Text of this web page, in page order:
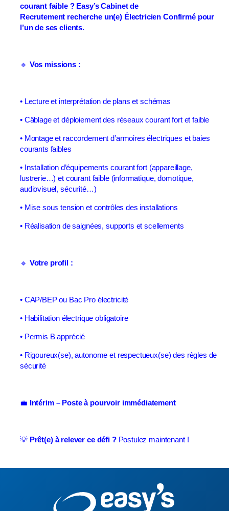
courant faible ? Easy’s Cabinet de
Recrutement recherche un(e) Électricien Confirmé pour
l’un de ses clients.
🔹 Vos missions :
• Lecture et interprétation de plans et schémas
• Câblage et déploiement des réseaux courant fort et faible
• Montage et raccordement d’armoires électriques et baies
courants faibles
• Installation d’équipements courant fort (appareillage,
lustrerie…) et courant faible (informatique, domotique,
audiovisuel, sécurité…)
• Mise sous tension et contrôles des installations
• Réalisation de saignées, supports et scellements
🔹 Votre profil :
• CAP/BEP ou Bac Pro électricité
• Habilitation électrique obligatoire
• Permis B apprécié
• Rigoureux(se), autonome et respectueux(se) des règles de
sécurité
💼 Intérim – Poste à pourvoir immédiatement
💡 Prêt(e) à relever ce défi ?Postulez maintenant !